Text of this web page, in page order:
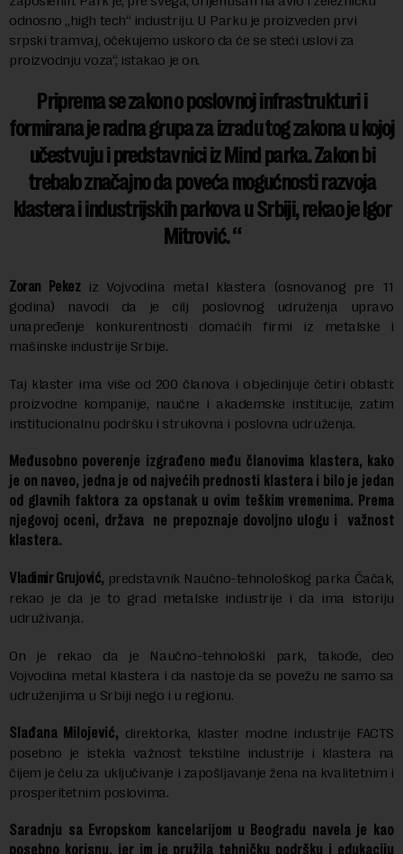
odnosno „high tech“ industriju. U Parku je proizveden prvi
srpski tramvaj, očekujemo uskoro da će se steći uslovi za
proizvodnju voza“, istakao je on.
Priprema se zakon o poslovnoj infrastrukturi i
formirana je radna grupa za izradu tog zakona u kojoj
učestvuju i predstavnici iz Mind parka. Zakon bi
trebalo značajno da poveća mogućnosti razvoja
klastera i industrijskih parkova u Srbiji, rekao je Igor
Mitrović.
Zoran Pekeziz Vojvodina metal klastera (osnovanog pre 11
godina) navodi da je cilj poslovnog udruženja upravo
unapređenje konkurentnosti domaćih firmi iz metalske i
mašinske industrije Srbije.
Taj klaster ima više od 200 članova i objedinjuje četiri oblasti:
proizvodne kompanije, naučne i akademske institucije, zatim
institucionalnu podršku i strukovna i poslovna udruženja.
Međusobno poverenje izgrađeno među članovima klastera, kako
je on naveo, jedna je od najvećih prednosti klastera i bilo je jedan
od glavnih faktora za opstanak u ovim teškim vremenima. Prema
njegovoj oceni, država ne prepoznaje dovoljno ulogu i važnost
klastera.
Vladimir Grujović, predstavnik Naučno-tehnološkog parka Čačak,
rekao je da je to grad metalske industrije i da ima istoriju
udruživanja.
On je rekao da je Naučno-tehnološki park, takođe, deo
Vojvodina metal klastera i da nastoje da se povežu ne samo sa
udruženjima u Srbiji nego i u regionu.
Slađana Milojević, direktorka, klaster modne industrije FACTS
posebno je istekla važnost tekstilne industrije i klastera na
čijem je čelu za uključivanje i zapošljavanje žena na kvalitetnim i
prosperitetnim poslovima.
Saradnju sa Evropskom kancelarijom u Beogradu navela je kao
posebno korisnu, jer im je pružila tehničku podršku i edukaciju